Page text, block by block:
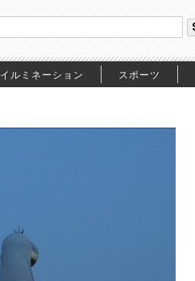
イルミネーション スポーツ